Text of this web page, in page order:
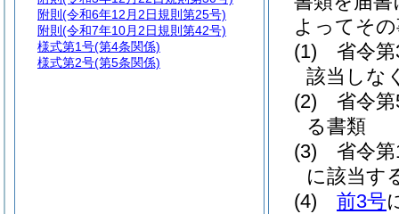
よってそ
(1)
省令
該当しな
(2)
省令
る書類
(3)
省令
に該当す
(4)
前3号
附則 (令和6年12月2日規則第25号)
附則 (令和7年10月2日規則第42号)
様式第1号(第4条関係)
様式第2号(第5条関係)